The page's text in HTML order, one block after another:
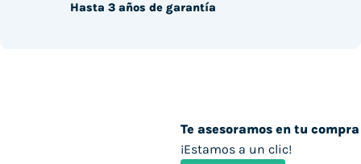
Te asesoramos en tu compra
¡Estamos a un clic!
Hasta 3 años de garantía